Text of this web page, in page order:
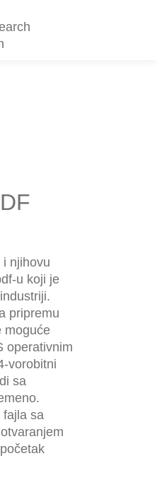
njihovu
u koji je
pripremu
moguće
operativnim
vorobitni
sa
fajla sa